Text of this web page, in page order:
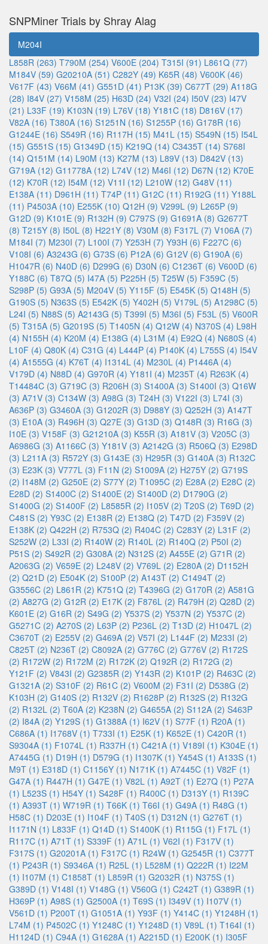
SNPMiner Trials by Shray Alag
M204I
L858R (263) T790M (254) V600E (204) T315I (91) L861Q (77)
M184V (59) G20210A (51) C282Y (49) K65R (48) V600K (46)
V617F (43) V66M (41) G551D (41) P13K (39) C677T (29) A118G
(28) I84V (27) V158M (25) H63D (24) V32I (24) I50V (23) I47V
(21) L33F (19) K103N (19) L76V (18) Y181C (18) D816V (17)
V82A (16) T380A (16) S1251N (16) S1255P (16) G178R (16)
G1244E (16) S549R (16) R117H (15) M41L (15) S549N (15) I54L
(15) G551S (15) G1349D (15) K219Q (14) C3435T (14) S768I
(14) Q151M (14) L90M (13) K27M (13) L89V (13) D842V (13)
G719A (12) G11778A (12) L74V (12) M46I (12) D67N (12) K70E
(12) K70R (12) I54M (12) V11I (12) L210W (12) G48V (11)
E138A (11) D961H (11) T74P (11) G12C (11) R192G (11) Y188L
(11) P4503A (10) E255K (10) Q12H (9) V299L (9) L265P (9)
G12D (9) K101E (9) R132H (9) C797S (9) G1691A (8) G2677T
(8) T215Y (8) I50L (8) H221Y (8) V30M (8) F317L (7) V106A (7)
M184I (7) M230I (7) L100I (7) Y253H (7) Y93H (6) F227C (6)
V108I (6) A3243G (6) G73S (6) P12A (6) G12V (6) G190A (6)
H1047R (6) N40D (6) D299G (6) D30N (6) C1236T (6) V600D (6)
Y188C (6) T87Q (5) I47A (5) P225H (5) T25W (5) F359C (5)
S298P (5) G93A (5) M204V (5) Y115F (5) E545K (5) Q148H (5)
G190S (5) N363S (5) E542K (5) Y402H (5) V179L (5) A1298C (5)
L24I (5) N88S (5) A2143G (5) T399I (5) M36I (5) F53L (5) V600R
(5) T315A (5) G2019S (5) T1405N (4) Q12W (4) N370S (4) L98H
(4) N155H (4) K20M (4) E138G (4) L31M (4) E92Q (4) N680S (4)
L10F (4) Q80K (4) C31G (4) L444P (4) P140K (4) L755S (4) I54V
(4) A1555G (4) K76T (4) I1314L (4) M230L (4) P1446A (4)
V179D (4) N88D (4) G970R (4) Y181I (4) M235T (4) R263K (4)
T14484C (3) G719C (3) R206H (3) S1400A (3) S1400I (3) Q16W
(3) A71V (3) C134W (3) A98G (3) T24H (3) V122I (3) L74I (3)
A636P (3) G3460A (3) G1202R (3) D988Y (3) Q252H (3) A147T
(3) E10A (3) R496H (3) Q27E (3) G13D (3) Q148R (3) R16G (3)
I10E (3) V158F (3) G21210A (3) K55R (3) A181V (3) V205C (3)
A6986G (3) A1166C (3) Y181V (3) A2142G (3) R506Q (3) E298D
(3) L211A (3) R572Y (3) G143E (3) H295R (3) G140A (3) R132C
(3) E23K (3) V777L (3) F11N (2) S1009A (2) H275Y (2) G719S
(2) I148M (2) G250E (2) S77Y (2) T1095C (2) E28A (2) E28C (2)
E28D (2) S1400C (2) S1400E (2) S1400D (2) D1790G (2)
S1400G (2) S1400F (2) L8585R (2) I105V (2) T20S (2) T69D (2)
C481S (2) Y93C (2) E138R (2) E138Q (2) T47D (2) F359V (2)
E138K (2) Q422H (2) R753Q (2) R404C (2) C283Y (2) L31F (2)
S252W (2) L33I (2) R140W (2) R140L (2) R140Q (2) P50I (2)
P51S (2) S492R (2) G308A (2) N312S (2) A455E (2) G71R (2)
A2063G (2) V659E (2) L248V (2) V769L (2) E280A (2) D1152H
(2) Q21D (2) E504K (2) S100P (2) A143T (2) C1494T (2)
G3556C (2) L861R (2) K751Q (2) T4396G (2) G170R (2) A581G
(2) A827G (2) G12R (2) E17K (2) F876L (2) R479H (2) Q28D (2)
K601E (2) G16R (2) S49G (2) Y537S (2) Y537N (2) Y537C (2)
G5271C (2) A270S (2) L63P (2) P236L (2) T13D (2) H1047L (2)
C3670T (2) E255V (2) G469A (2) V57I (2) L144F (2) M233I (2)
C825T (2) N236T (2) C8092A (2) G776C (2) G776V (2) R172S
(2) R172W (2) R172M (2) R172K (2) Q192R (2) R172G (2)
Y121F (2) V843I (2) G2385R (2) Y143R (2) K101P (2) R463C (2)
G1321A (2) S310F (2) R61C (2) V600M (2) F31I (2) D538G (2)
K103H (2) G140S (2) R132V (2) R1628P (2) R132S (2) R132G
(2) R132L (2) T60A (2) K238N (2) G4655A (2) S112A (2) S463P
(2) I84A (2) Y129S (1) G1388A (1) I62V (1) S77F (1) R20A (1)
C686A (1) I1768V (1) T733I (1) E25K (1) K652E (1) C420R (1)
S9304A (1) F1074L (1) R337H (1) C421A (1) V189I (1) K304E (1)
A7445G (1) D19H (1) D579G (1) I1307K (1) Y454S (1) A133S (1)
M9T (1) E318D (1) C1156Y (1) N171K (1) A7445C (1) V82F (1)
G47A (1) R447H (1) G47E (1) V82L (1) A92T (1) E27Q (1) P27A
(1) L523S (1) H54Y (1) S428F (1) R400C (1) D313Y (1) R139C
(1) A393T (1) W719R (1) T66K (1) T66I (1) G49A (1) R48G (1)
H58C (1) D203E (1) I104F (1) T40S (1) D312N (1) G276T (1)
I1171N (1) L833F (1) Q14D (1) S1400K (1) R115G (1) F17L (1)
R117C (1) A71T (1) S339F (1) A71L (1) V62I (1) F317V (1)
F317S (1) G20201A (1) F317C (1) R24W (1) G2545R (1) C377T
(1) P243R (1) S9346A (1) R25L (1) L528M (1) Q222R (1) I22M
(1) I107M (1) C1858T (1) L859R (1) G2032R (1) N375S (1)
G389D (1) V148I (1) V148G (1) V560G (1) C242T (1) G389R (1)
H369P (1) A98S (1) G2500A (1) T69S (1) I349V (1) I107V (1)
V561D (1) P200T (1) G1051A (1) Y93F (1) Y414C (1) Y1248H (1)
L74M (1) P4502C (1) Y1248C (1) Y1248D (1) V89L (1) T164I (1)
H1124D (1) C94A (1) G1628A (1) A2215D (1) E200K (1) I305F